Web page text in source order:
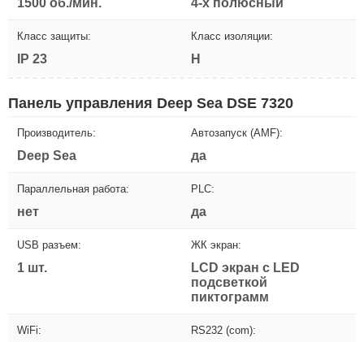
Класс защиты:
IP 23
Класс изоляции:
H
Панель управления Deep Sea DSE 7320
Производитель:
Deep Sea
Автозапуск (AMF):
да
Параллельная работа:
нет
PLC:
да
USB разъем:
1 шт.
ЖК экран:
LCD экран с LED
подсветкой
пиктограмм
WiFi: RS232 (com):